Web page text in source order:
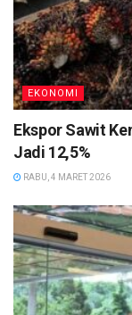
EKONOMI
Ekspor Sawit
Jadi 12,5%
RABU, 4 MARET 2026